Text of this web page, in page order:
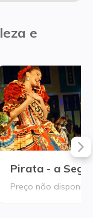
e
Preço não disponível